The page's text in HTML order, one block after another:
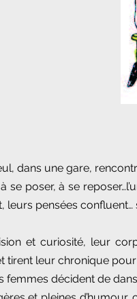
dans une gare,
se poser, à se
leurs pensées
et curiosité, leur
tirent leur chronique
femmes décident de